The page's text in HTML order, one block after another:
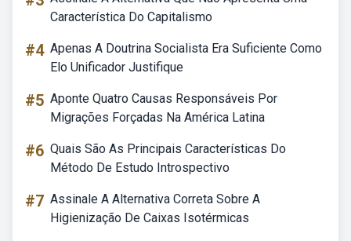
Característica Do Capitalismo
#4 Apenas A Doutrina Socialista Era Suficiente Como
Elo Unificador Justifique
#5 Aponte Quatro Causas Responsáveis Por
Migrações Forçadas Na América Latina
#6 Quais São As Principais Características Do
Método De Estudo Introspectivo
#7 Assinale A Alternativa Correta Sobre A
Higienização De Caixas Isotérmicas